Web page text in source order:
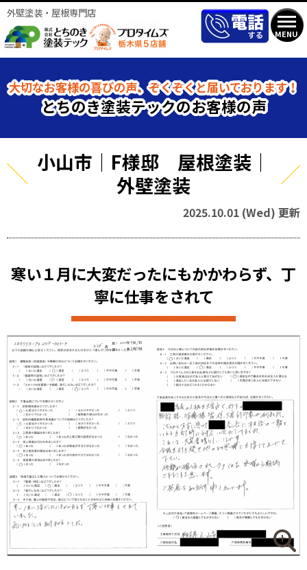
MENU
外壁塗装・屋根専門店
大切なお客様の喜びの声、ぞくぞくと届いております！
とちのき塗装テックのお客様の声
小山市｜F様邸 屋根塗装｜
外壁塗装
2025.10.01 (Wed) 更新
寒い１月に大変だったにもかかわらず、丁
寧に仕事をされて